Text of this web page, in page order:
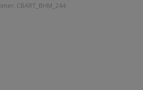
CBART_BHM_244